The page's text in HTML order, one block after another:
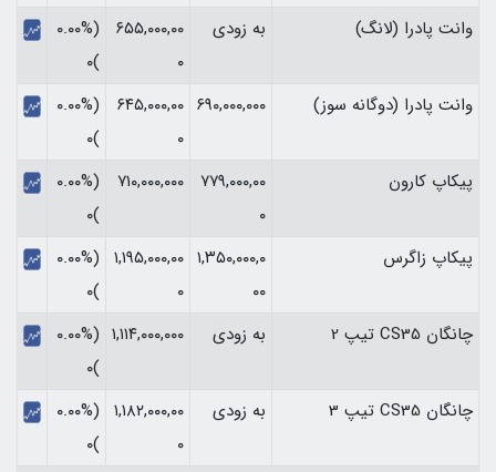
وانت پادرا (لانگ)
به زودی
۶۵۵,۰۰۰,۰۰
۰
(۰.۰۰%
)۰
وانت پادرا (دوگانه سوز)
۶۹۰,۰۰۰,۰۰۰ ۶۴۵,۰۰۰,۰۰
۰
(۰.۰۰%
)۰
پیکاپ کارون
۷۷۹,۰۰۰,۰۰
۰
۷۱۰,۰۰۰,۰۰۰
(۰.۰۰%
)۰
پیکاپ زاگرس
۱,۳۵۰,۰۰۰,۰
۰۰
۱,۱۹۵,۰۰۰,۰۰
۰
(۰.۰۰%
)۰
چانگان CS35 تیپ 2
به زودی ۱,۱۱۴,۰۰۰,۰۰۰
(۰.۰۰%
)۰
چانگان CS35 تیپ 3
به زودی
۱,۱۸۲,۰۰۰,۰۰
۰
(۰.۰۰%
)۰